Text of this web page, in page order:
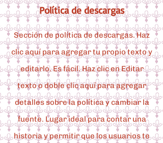
Política de descargas
Sección de política de descargas. Haz
clic aquí para agregar tu propio texto y
editarlo. Es fácil. Haz clic en Editar
texto o doble clic aquí para agregar
detalles sobre la política y cambiar la
fuente. Lugar ideal para contar una
historia y permitir que los usuarios te